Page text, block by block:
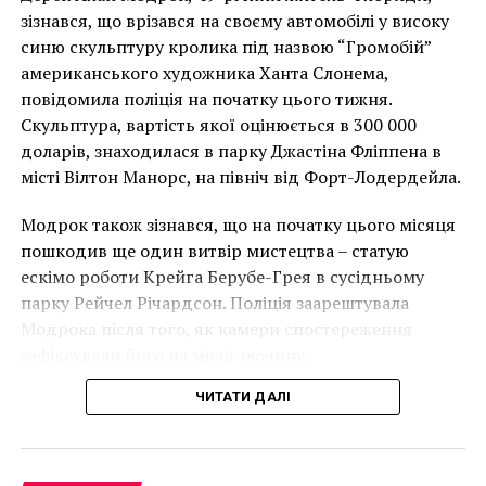
раду директорів викласти гроші за твори мистецтва.
В Arkive кураторська команда працює над тим, щоб
переконати членів ради у потенційній покупці.
“Саймон Ву і Келлі
Хуанг представили
“Вихваляння”
спільноті, витратили
більше місяця на
підготовку документів,
вони вважають, що це
річ, яка витримала
випробування часом і
Чоловік позує під макетом чайки, яка ось-ось
накинеться на упаковку чіпсів – сюжет графіті, що
має ознаки вуличного художника Бенксі, на стіні в
Лоустофті на східному узбережжі Англії 8 серпня 2021
року. (Фото Джастіна Талліса / AFP)
В інтерв’ю “Таймс” пан Куттс сказав:
“Спочатку це було
неймовірно, але з
розвитком подій це
стало надзвичайно
впевнений, що Бенксі
усвідомлює
непередбачувані
зізнався, що врізався на своєму автомобілі у високу
синю скульптуру кролика під назвою “Громобій”
американського художника Ханта Слонема,
повідомила поліція на початку цього тижня.
Скульптура, вартість якої оцінюється в 300 000
доларів, знаходилася в парку Джастіна Фліппена в
місті Вілтон Манорс, на північ від Форт-Лодердейла.
Модрок також зізнався, що на початку цього місяця
пошкодив ще один витвір мистецтва – статую
ескімо роботи Крейга Берубе-Грея в сусідньому
парку Рейчел Річардсон. Поліція заарештувала
Модрока після того, як камери спостереження
ЧИТАТИ ДАЛІ